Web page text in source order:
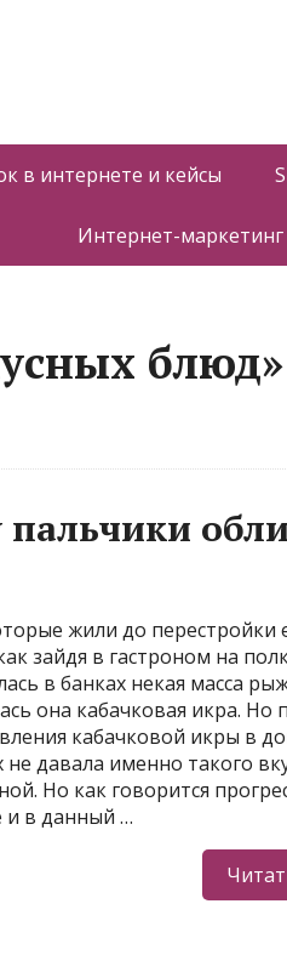
в интернете и кейсы
Интернет-маркетинг
блюд»
пальчики
жили до перестройки
зайдя в гастроном на
в банках некая масса
она кабачковая икра. Но
кабачковой икры в
не давала именно такого
Но как говорится
и в данный …